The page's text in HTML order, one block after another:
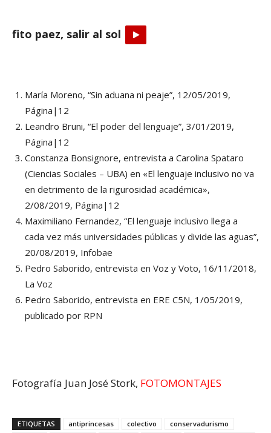
fito paez, salir al sol
María Moreno, “Sin aduana ni peaje”, 12/05/2019,
Página|12
Leandro Bruni, “El poder del lenguaje”, 3/01/2019,
Página|12
Constanza Bonsignore, entrevista a Carolina Spataro
(Ciencias Sociales – UBA) en «El lenguaje inclusivo no va
en detrimento de la rigurosidad académica»,
2/08/2019, Página|12
Maximiliano Fernandez, “El lenguaje inclusivo llega a
cada vez más universidades públicas y divide las aguas”,
20/08/2019, Infobae
Pedro Saborido, entrevista en Voz y Voto, 16/11/2018,
La Voz
Pedro Saborido, entrevista en ERE C5N, 1/05/2019,
publicado por RPN
Fotografía Juan José Stork, FOTOMONTAJES
ETIQUETAS antiprincesas colectivo
conservadurismo